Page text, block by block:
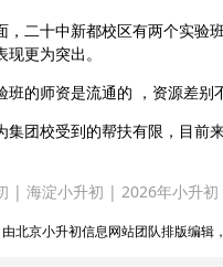
二十中新都校区有两个实验
更为突出。
班的师资是流通的 ，资源差别
集团校受到的帮扶有限，目前
| 海淀小升初 | 2026年小升初
北京小升初信息网站团队排版编辑